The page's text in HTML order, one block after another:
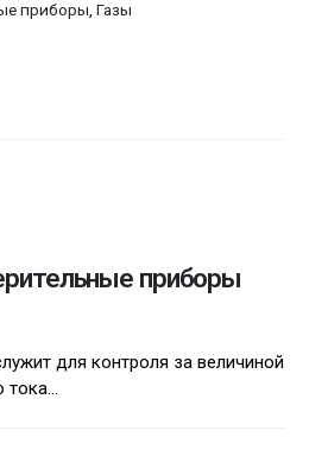
приборы Газы
приборы
для контроля за величиной
тока...